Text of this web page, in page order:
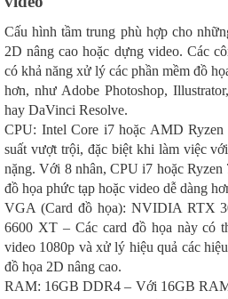
Cấu hình tầm trung phù hợp cho
2D nâng cao hoặc dựng video. Các
có khả năng xử lý các phần mềm đồ
hơn, như Adobe Photoshop,
hay DaVinci Resolve.
CPU: Intel Core i7 hoặc AMD
suất vượt trội, đặc biệt khi làm việc
nặng. Với 8 nhân, CPU i7 hoặc Ryzen
đồ họa phức tạp hoặc video dễ dàng
VGA (Card đồ họa): NVIDIA RTX
6600 XT – Các card đồ họa này có
video 1080p và xử lý hiệu quả các
đồ họa 2D nâng cao.
RAM: 16GB DDR4 – Với 16GB